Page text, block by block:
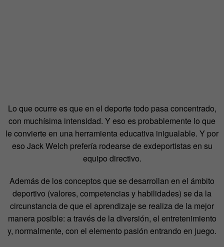
Lo que ocurre es que en el deporte todo pasa concentrado,
con muchísima intensidad. Y eso es probablemente lo que
le convierte en una herramienta educativa inigualable. Y por
eso Jack Welch prefería rodearse de exdeportistas en su
equipo directivo.
Además de los conceptos que se desarrollan en el ámbito
deportivo (valores, competencias y habilidades) se da la
circunstancia de que el aprendizaje se realiza de la mejor
manera posible: a través de la diversión, el entretenimiento
y, normalmente, con el elemento pasión entrando en juego.